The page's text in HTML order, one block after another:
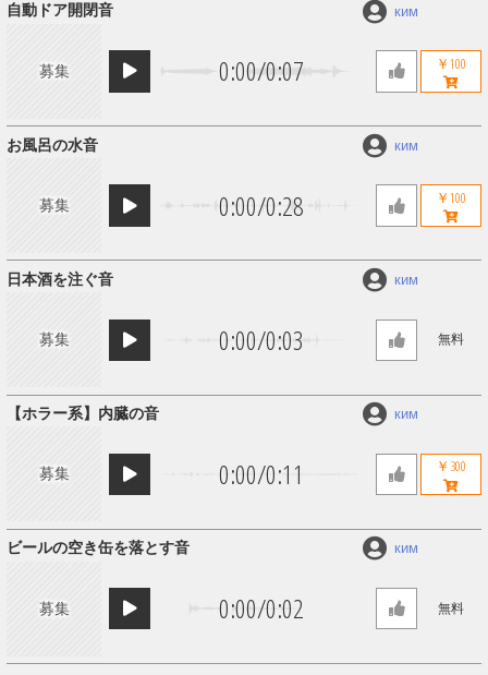
募集 0:00/0:07
自動ドア開閉音 ким
￥100
募集 0:00/0:28
お風呂の水音 ким
￥100
募集 0:00/0:03
日本酒を注ぐ音 ким
無料
募集 0:00/0:11
【ホラー系】内臓の音 ким
￥300
募集 0:00/0:02
ビールの空き缶を落とす音 ким
無料